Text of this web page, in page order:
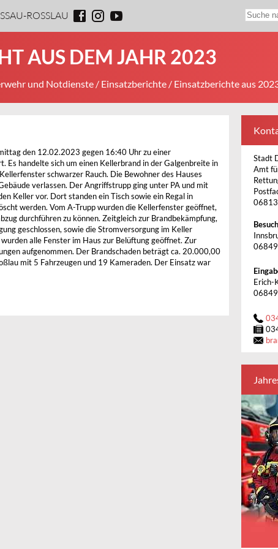
ROSSLAU
AUS DEM JAHR 2023
und Notdienste / Einsatzberichte / Einsatzberichte aus
den 12.02.2023 gegen 16:40 Uhr zu einer
Es handelte sich um einen Kellerbrand in der Galgenbreite in
schwarzer Rauch. Die Bewohner des Hauses
verlassen. Der Angriffstrupp ging unter PA und mit
Keller vor. Dort standen ein Tisch sowie ein Regal in
werden. Vom A-Trupp wurden die Kellerfenster geöffnet,
durchführen zu können. Zeitgleich zur Brandbekämpfung,
geschlossen, sowie die Stromversorgung im Keller
alle Fenster im Haus zur Belüftung geöffnet. Zur
aufgenommen. Der Brandschaden beträgt ca. 20.000,00
mit 5 Fahrzeugen und 19 Kameraden. Der Einsatz war
Stadt
Amt
06813
06849
Erich-
06849